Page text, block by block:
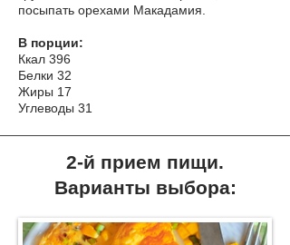
посыпать орехами Макадамия.
В порции:
Ккал 396
Белки 32
Жиры 17
Углеводы 31
2-й прием пищи.
Варианты выбора: